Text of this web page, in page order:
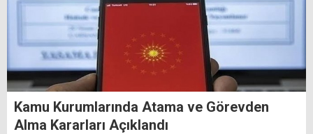
Kamu Kurumlarında Atama ve Görevden
Alma Kararları Açıklandı